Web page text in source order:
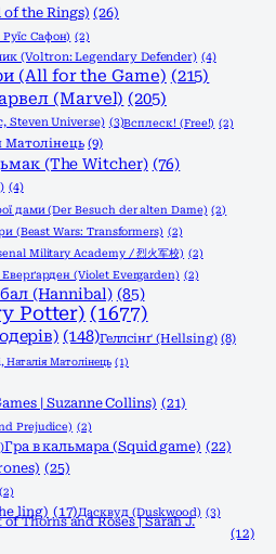
of the Rings) (26)
Сафон) (2)
(Voltron: Legendary Defender) (4)
(All for the Game) (215)
(Marvel) (205)
Steven Universe) (3)Всплеск! (Free!) (2)
Матолінець (9)
(The Witcher) (76)
(4)
дами (Der Besuch der alten Dame) (2)
(Beast Wars: Transformers) (2)
Military Academy / 烈火军校) (2)
Еверґарден (Violet Evergarden) (2)
(Hannibal) (85)
Potter) (1677)
(148)Геллсінґ (Hellsing) (8)
Наталія Матолінець (1)
| Suzanne Collins) (21)
Prejudice) (2)
Гра в кальмара (Squid game) (22)
(25)
(2)
ling) (17)Дасквуд (Duskwood) (3)
Thorns and Roses | Sarah J.
(12)